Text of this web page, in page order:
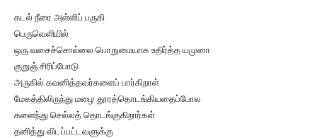
கடல் நீரை அள்ளிப் பருகி
பெருவெளியில்
ஒரு வசைச்சொல்லை பொறுமையாக உதிர்த்த யமுனா
குறுஞ் சிரிப்போடு
அருகில் கவனித்தவர்களைப் பார்கிறாள்
மேகத்திலிருந்து மழை தூரத்தொடங்கியதைப்போல
களைந்து செல்லத் தொடங்குகிறார்கள்
தனித்து விடப்பட்டவளுக்கு